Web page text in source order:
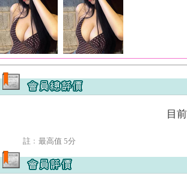
目
註﹕最高值 5分